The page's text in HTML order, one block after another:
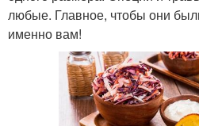
любые. Главное, чтобы они
именно вам!